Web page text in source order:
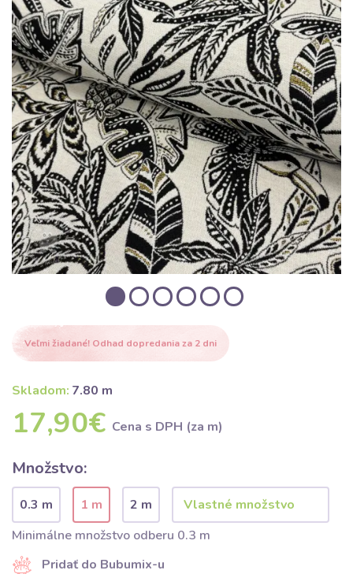
Veľmi žiadané! Odhad dopredania za 2 dni
Skladom: 7.80 m
17,90€ Cena s DPH (za m)
Množstvo:
0.3 m 1 m
2 m
Minimálne množstvo odberu 0.3 m
Pridať do Bubumix-u